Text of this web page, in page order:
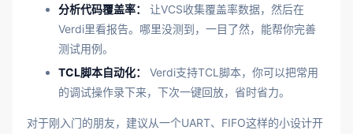
分析代码覆盖率：
让VCS收集覆盖率数据，然后在
Verdi里看报告。哪里没测到，一目了然，能帮你完善
测试用例。
TCL脚本自动化：
Verdi支持TCL脚本，你可以把常用
的调试操作录下来，下次一键回放，省时省力。
对于刚入门的朋友，建议从一个UART、FIFO这样的小设计开